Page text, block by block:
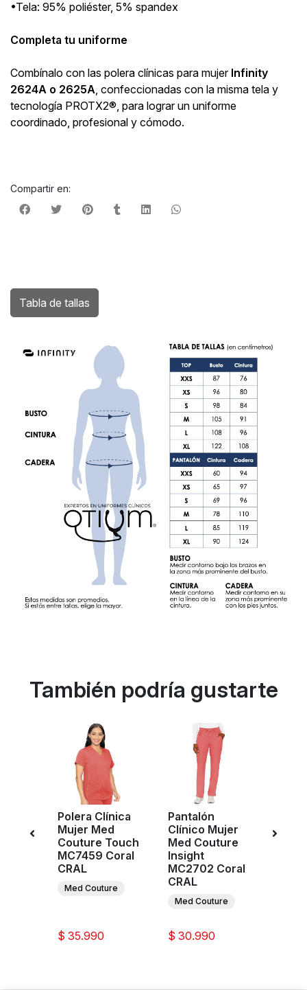
•Tela: 95% poliéster, 5% spandex
Completa tu uniforme
Combínalo con las polera clínicas para mujer Infinity
2624A o 2625A , confeccionadas con la misma tela y
tecnología PROTX2®, para lograr un uniforme
coordinado, profesional y cómodo.
Compartir en:
Tabla de tallas
También podría gustarte
Polera Clínica
Mujer Med
Couture Touch
MC7459 Coral
CRAL
Med Couture
$ 35.990
Pantalón
Clínico Mujer
Med Couture
Insight
MC2702 Coral
CRAL
Med Couture
$ 30.990